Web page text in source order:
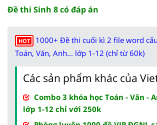
Đề thi Sinh 8 có đáp án
HOT
1000+ Đề thi cuối kì 2 file word
Toán, Văn, Anh... lớp 1-12 (chỉ từ 60k)
Các sản phẩm khác của
Combo 3 khóa học Toán - Văn -
lớp 1-12 chỉ với 250k